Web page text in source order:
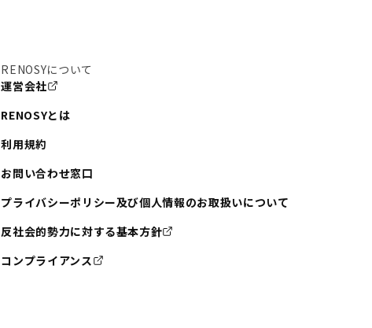
RENOSYについて
運営会社
RENOSYとは
利用規約
お問い合わせ窓口
プライバシーポリシー及び個人情報のお取扱いについて
反社会的勢力に対する基本方針
コンプライアンス